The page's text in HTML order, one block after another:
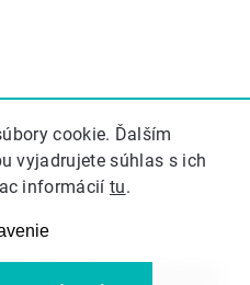
cookie. Ďalším
vyjadrujete súhlas s ich
informácií tu.